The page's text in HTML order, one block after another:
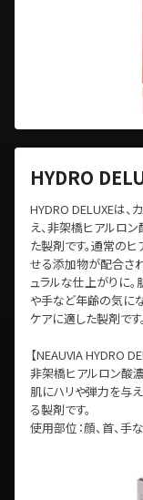
HYDRO
HYDRO DELUXEは、
え、非架橋ヒアルロン
た製剤です。通常の
せる添加物が配合さ
ュラルな仕上がりに
や手など年齢の気に
ケアに適した製剤です。
【NEAUVIA HYDRO
非架橋ヒアルロン酸
肌にハリや弾力を与
る製剤です。
使用部位：顔、首、手